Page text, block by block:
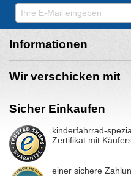
Informationen
Wir verschicken mit
Sicher Einkaufen
kinderfahrrad-
Zertifikat mit
einer sichere